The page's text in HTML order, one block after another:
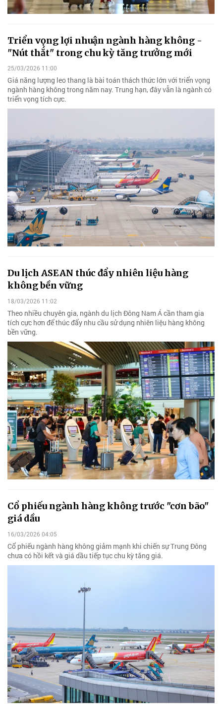
Triển vọng lợi nhuận ngành hàng không -
"Nút thắt" trong chu kỳ tăng trưởng mới
25/03/2026 11:00
Giá năng lượng leo thang là bài toán thách thức lớn với triển vọng
ngành hàng không trong năm nay. Trung hạn, đây vẫn là ngành có
triển vọng tích cực.
Du lịch ASEAN thúc đẩy nhiên liệu hàng
không bền vững
18/03/2026 11:02
Theo nhiều chuyên gia, ngành du lịch Đông Nam Á cần tham gia
tích cực hơn để thúc đẩy nhu cầu sử dụng nhiên liệu hàng không
bền vững.
Cổ phiếu ngành hàng không trước "cơn bão"
giá dầu
16/03/2026 04:05
Cổ phiếu ngành hàng không giảm mạnh khi chiến sự Trung Đông
chưa có hồi kết và giá dầu tiếp tục chu kỳ tăng giá.